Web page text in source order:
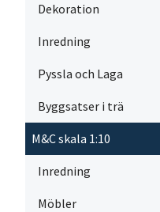
Dekoration
Inredning
Pyssla och Laga
Byggsatser i trä
M&C skala 1:10
Inredning
Möbler